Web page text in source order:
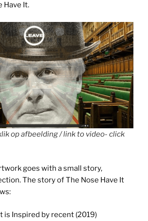
Have It.
op afbeelding / link to video- click
goes with a small story,
The story of The Nose Have It
is Inspired by recent (2019)